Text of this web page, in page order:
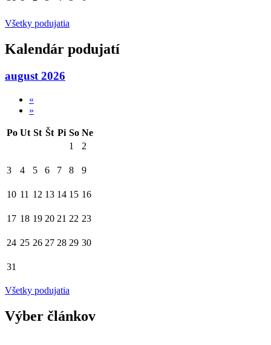
Všetky podujatia
Kalendár podujatí
august 2026
«
»
Po Ut St Št Pi So Ne
1
2
3 4 5 6 7 8 9
10 11 12 13 14 15 16
17 18 19 20 21 22 23
24 25 26 27 28 29 30
31
Všetky podujatia
Výber článkov